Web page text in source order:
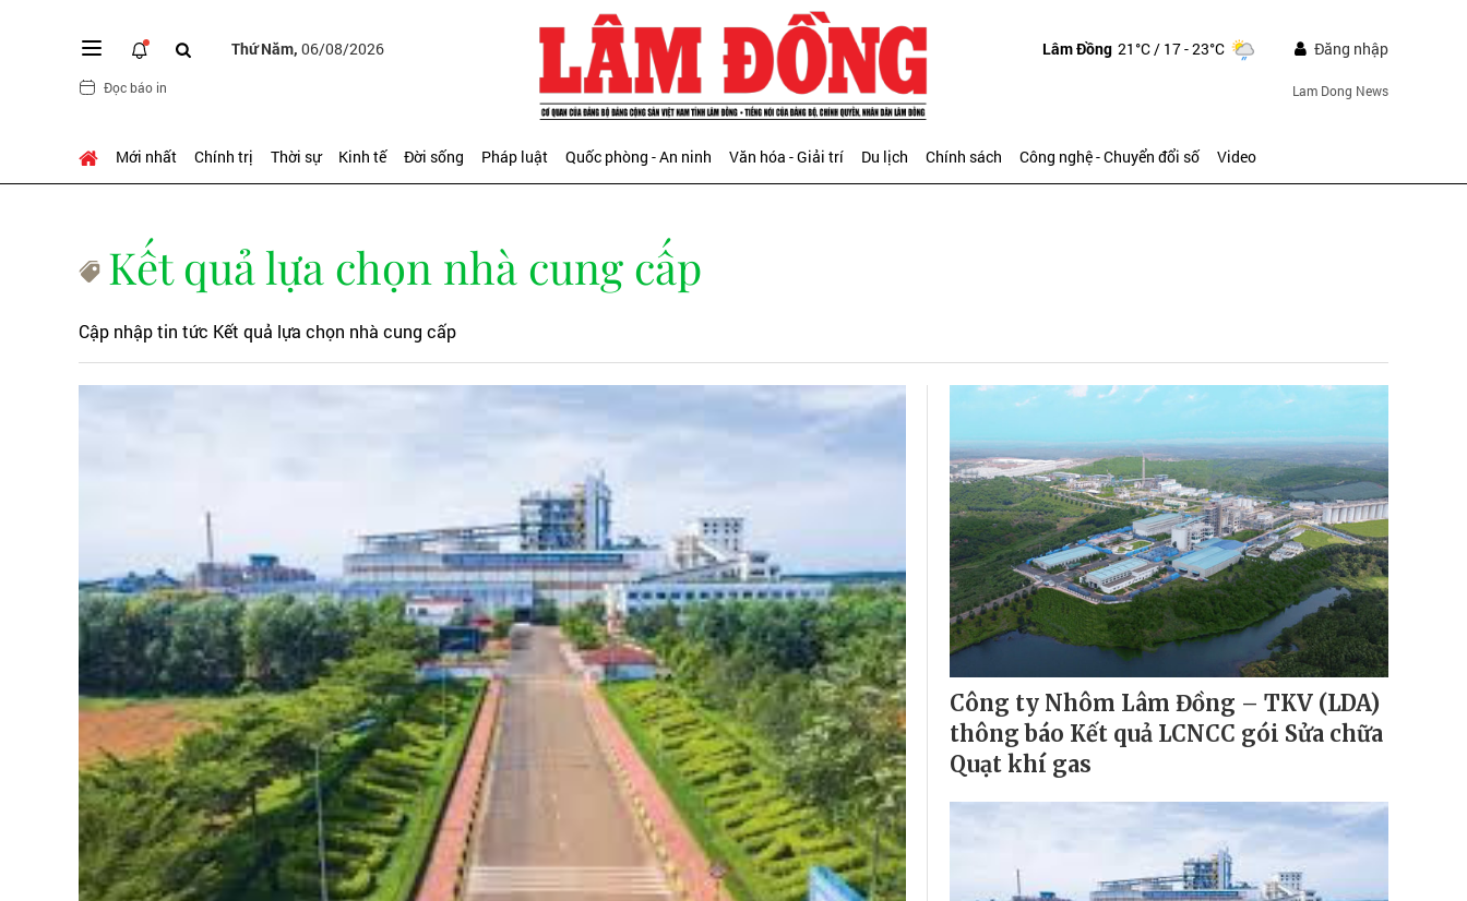
Thứ Năm, 06/08/2026
Đọc báo in
Lâm Đồng 21°C/ 17 - 23°C Đăng nhập
Lam Dong News
Mới nhất Chính trị Thời sự Kinh tế Đời sống Pháp luật Quốc phòng - An ninh Văn hóa - Giải trí Du lịch Chính sách Công nghệ - Chuyển đổi số Video
Kết quả lựa chọn nhà cung cấp
Cập nhập tin tức Kết quả lựa chọn nhà cung cấp
Công ty Nhôm Lâm Đồng – TKV (LDA)
thông báo Kết quả LCNCC gói Sửa chữa
Quạt khí gas